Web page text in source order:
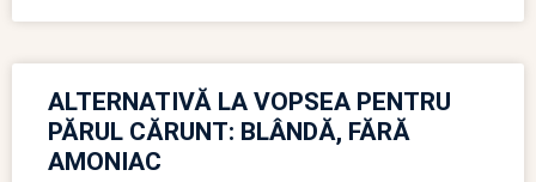
ALTERNATIVĂ LA VOPSEA PENTRU
PĂRUL CĂRUNT: BLÂNDĂ, FĂRĂ
AMONIAC